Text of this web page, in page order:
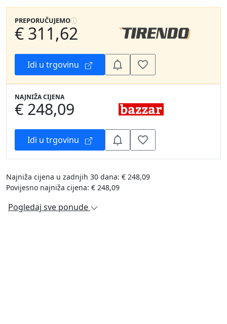
PREPORUČUJEMO
€ 311,62
Idi u trgovinu
NAJNIŽA CIJENA
€ 248,09
Idi u trgovinu
Najniža cijena u zadnjih 30 dana: € 248,09
Povijesno najniža cijena: € 248,09
Pogledaj sve ponude